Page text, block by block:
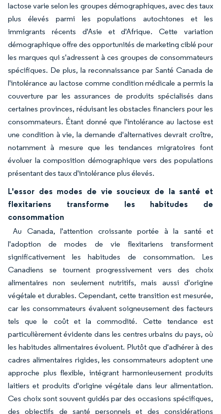
lactose varie selon les groupes démographiques, avec des taux
plus élevés parmi les populations autochtones et les
immigrants récents d'Asie et d'Afrique. Cette variation
démographique offre des opportunités de marketing ciblé pour
les marques qui s'adressent à ces groupes de consommateurs
spécifiques. De plus, la reconnaissance par Santé Canada de
l'intolérance au lactose comme condition médicale a permis la
couverture par les assurances de produits spécialisés dans
certaines provinces, réduisant les obstacles financiers pour les
consommateurs. Étant donné que l'intolérance au lactose est
une condition à vie, la demande d'alternatives devrait croître,
notamment à mesure que les tendances migratoires font
évoluer la composition démographique vers des populations
présentant des taux d'intolérance plus élevés.
L'essor des modes de vie soucieux de la santé et
flexitariens transforme les habitudes de
consommation
Au Canada, l'attention croissante portée à la santé et
l'adoption de modes de vie flexitariens transforment
significativement les habitudes de consommation. Les
Canadiens se tournent progressivement vers des choix
alimentaires non seulement nutritifs, mais aussi d'origine
végétale et durables. Cependant, cette transition est mesurée,
car les consommateurs évaluent soigneusement des facteurs
tels que le coût et la commodité. Cette tendance est
particulièrement évidente dans les centres urbains du pays, où
les habitudes alimentaires évoluent. Plutôt que d'adhérer à des
cadres alimentaires rigides, les consommateurs adoptent une
approche plus flexible, intégrant harmonieusement produits
laitiers et produits d'origine végétale dans leur alimentation.
Ces choix sont souvent guidés par des occasions spécifiques,
des objectifs de santé personnels et des considérations